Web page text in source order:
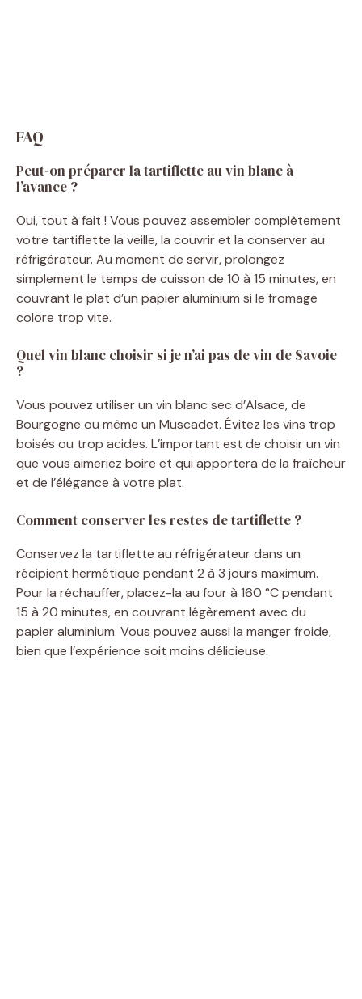
FAQ
Peut-on préparer la tartiflette au vin blanc à
l’avance ?
Oui, tout à fait ! Vous pouvez assembler complètement
votre tartiflette la veille, la couvrir et la conserver au
réfrigérateur. Au moment de servir, prolongez
simplement le temps de cuisson de 10 à 15 minutes, en
couvrant le plat d’un papier aluminium si le fromage
colore trop vite.
Quel vin blanc choisir si je n’ai pas de vin de Savoie
?
Vous pouvez utiliser un vin blanc sec d’Alsace, de
Bourgogne ou même un Muscadet. Évitez les vins trop
boisés ou trop acides. L’important est de choisir un vin
que vous aimeriez boire et qui apportera de la fraîcheur
et de l’élégance à votre plat.
Comment conserver les restes de tartiflette ?
Conservez la tartiflette au réfrigérateur dans un
récipient hermétique pendant 2 à 3 jours maximum.
Pour la réchauffer, placez-la au four à 160 °C pendant
15 à 20 minutes, en couvrant légèrement avec du
papier aluminium. Vous pouvez aussi la manger froide,
bien que l’expérience soit moins délicieuse.